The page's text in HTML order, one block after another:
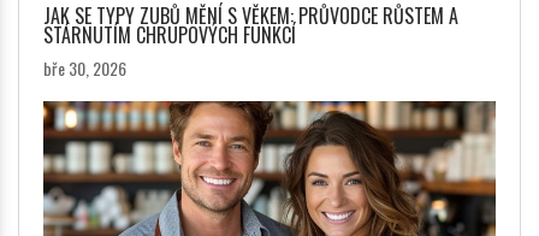
JAK SE TYPY ZUBŮ MĚNÍ S VĚKEM: PRŮVODCE RŮSTEM A
STÁRNUTÍM CHRUPOVÝCH FUNKCÍ
bře 30, 2026